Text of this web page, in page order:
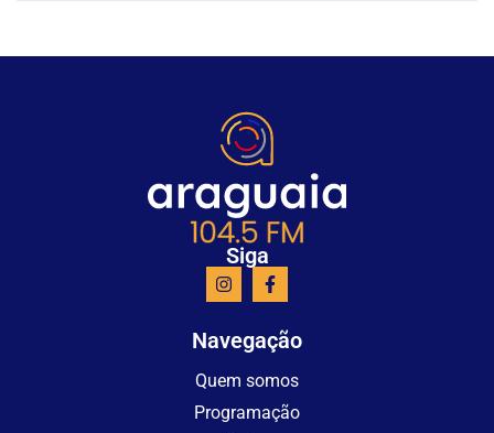
Siga
Navegação
Quem somos
Programação